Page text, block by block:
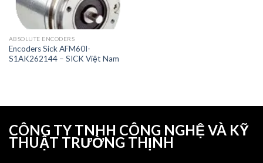
ABSOLUTE ENCODERS
Encoders Sick AFM60I-
S1AK262144 – SICK Việt Nam
CÔNG TY TNHH CÔNG NGHỆ VÀ KỸ
THUẬT TRƯỜNG THỊNH